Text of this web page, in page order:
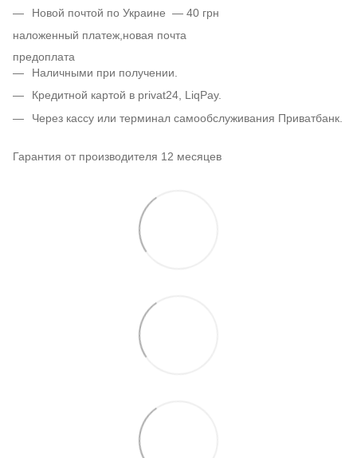
Новой почтой по Украине — 40 грн
наложенный платеж,новая почта
предоплата
Наличными при получении.
Кредитной картой в privat24, LiqPay.
Через кассу или терминал самообслуживания Приватбанк.
Гарантия от производителя 12 месяцев